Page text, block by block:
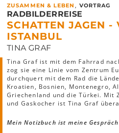
ZUSAMMEN & LEBEN , VORTRAG
RADBILDERREISE
SCHATTEN JAGEN
ISTANBUL
TINA GRAF
Tina Graf ist mit dem Fahrrad
zog sie eine Linie vom Zentrum
durchquert mit dem Rad die
Kroatien, Bosnien, Montenegro,
Griechenland und die Türkei. Mit
und Gaskocher ist Tina Graf
Mein Notizbuch ist meine